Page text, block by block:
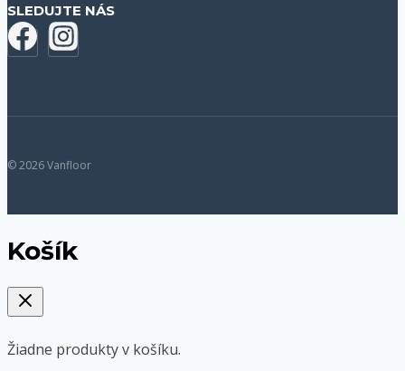
SLEDUJTE NÁS
© 2026 Vanfloor
Košík
Žiadne produkty v košíku.